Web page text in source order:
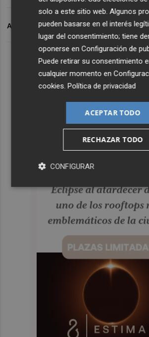
ARCHIVADO EN VALENCIA CF FEMENINO
solo a este sitio web. Algunos
pueden basarse en el interés
lugar del consentimiento; tiene
oponerse enConfiguración de
Puede retirar su consentimiento
cualquier momento en
cookies.Política de privacidad
ACEPTAR TODO
RECHAZAR TODO
CONFIGURAR